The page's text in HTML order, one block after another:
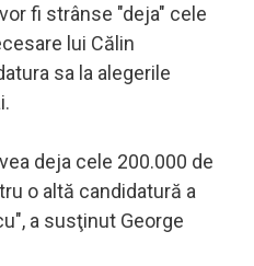
fi strânse "deja" cele
lui Călin
sa la alegerile
deja cele 200.000 de
o altă candidatură a
a susţinut George